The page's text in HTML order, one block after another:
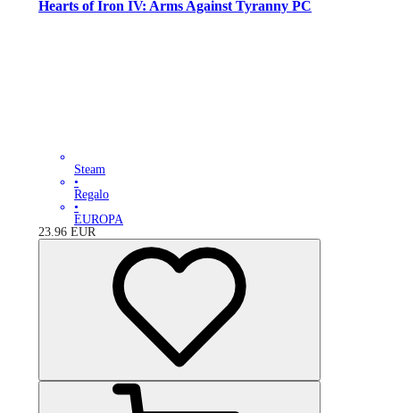
Hearts of Iron IV: Arms Against Tyranny PC
Steam
•
Regalo
•
EUROPA
23.96 EUR